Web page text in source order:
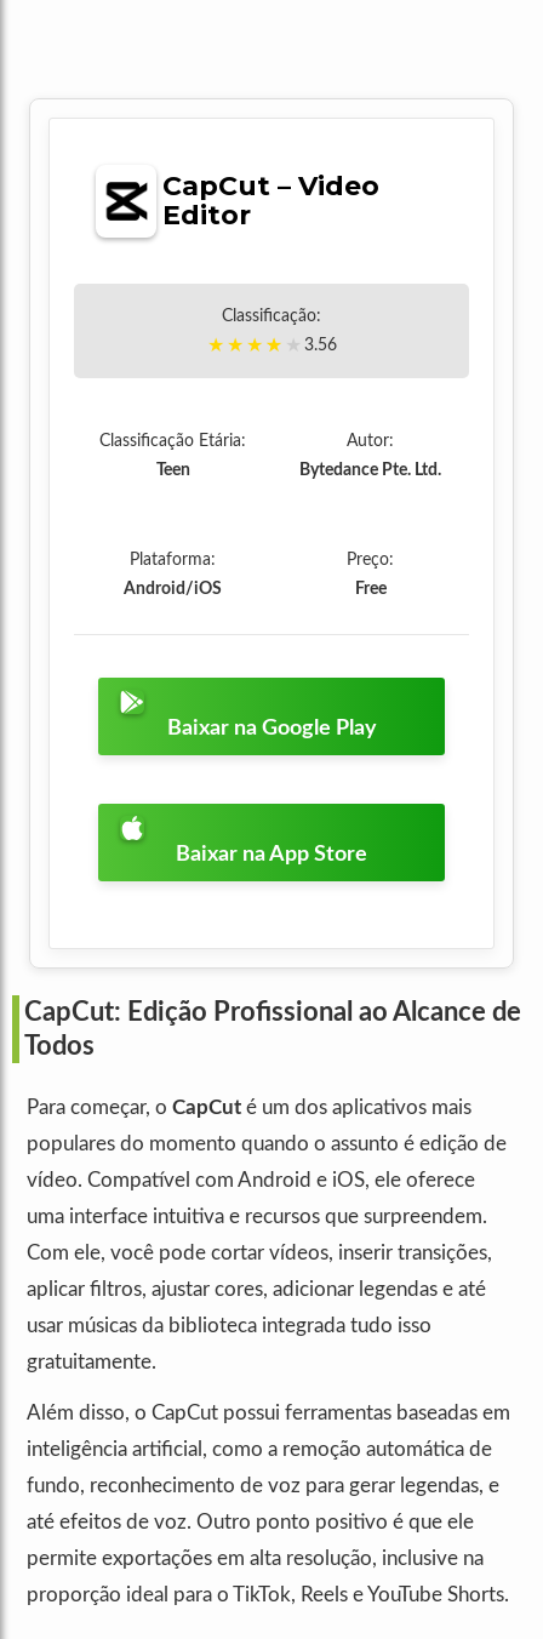
CapCut – Video
Editor
Classificação:
★ ★ ★ ★ ★ 3.56
Classificação Etária:
Teen
Autor:
Bytedance Pte. Ltd.
Plataforma:
Android/iOS
Preço:
Free
Baixar na Google Play
Baixar na App Store
CapCut: Edição Profissional ao Alcance de
Todos
Para começar, o CapCut é um dos aplicativos mais
populares do momento quando o assunto é edição de
vídeo. Compatível com Android e iOS, ele oferece
uma interface intuitiva e recursos que surpreendem.
Com ele, você pode cortar vídeos, inserir transições,
aplicar filtros, ajustar cores, adicionar legendas e até
usar músicas da biblioteca integrada tudo isso
gratuitamente.
Além disso, o CapCut possui ferramentas baseadas em
inteligência artificial, como a remoção automática de
fundo, reconhecimento de voz para gerar legendas, e
até efeitos de voz. Outro ponto positivo é que ele
permite exportações em alta resolução, inclusive na
proporção ideal para o TikTok, Reels e YouTube Shorts.